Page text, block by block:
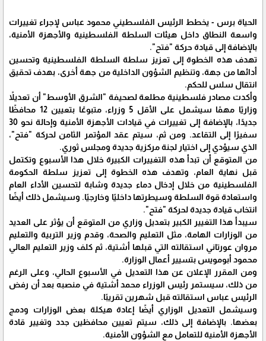
الحياة برس - يخطط الرئيس الفلسطيني محمود عباس لإجراء تغييرات
واسعة النطاق داخل هيئات السلطة الفلسطينية والأجهزة الأمنية،
بالإضافة إلى قيادة حركة "فتح".
تهدف هذه الخطوة إلى تعزيز سلطة السلطة الفلسطينية وتحسين
أدائها من جهة، وتنظيم الشؤون الداخلية من جهة أخرى، بهدف تحقيق
انتقال سلس للحكم.
وأكدت مصادر فلسطينية مطلعة لصحيفة "الشرق الأوسط" أن تعديلاً
وزاريًا مهمًا سيشمل على الأقل 5 وزراء، متبوعًا بتعيين 12 محافظًا
جديدًا، بالإضافة إلى تغييرات في قيادات الأجهزة الأمنية وإحالة نحو 30
سفيرًا إلى التقاعد. ومن ثم، سيتم عقد المؤتمر الثامن لحركة "فتح"،
الذي سيؤدي إلى اختيار لجنة مركزية جديدة ومجلس ثوري.
من المتوقع أن تبدأ هذه التغييرات الكبيرة خلال هذا الأسبوع وتكتمل
قبل نهاية العام، وتهدف هذه الخطوة إلى تعزيز سلطة الحكومة
الفلسطينية من خلال إدخال دماء جديدة وشابة لتحسين الأداء العام
واستعادة قوة السلطة وسيطرتها داخليًا وخارجيًا. وسيشمل ذلك أيضًا
انتخاب قيادة جديدة لحركة "فتح".
سيبدأ هذا التغيير الكبير بتعديل وزاري من المتوقع أن يؤثر على العديد
من الوزارات الهامة، مثل التعليم والصحة، وقدم وزير التربية والتعليم
مروان عورتاني استقالته التي قبلها أشتية، ثم كلف وزير التعليم العالي
محمود أبومويس بتسيير أعمال الوزارة.
ومن المقرر الإعلان عن هذا التعديل في الأسبوع الحالي، وعلى الرغم
من ذلك، سيستمر رئيس الوزراء محمد أشتية في منصبه بعد أن رفض
الرئيس عباس استقالته قبل شهرين تقريبًا.
وسيشمل التعديل الوزاري أيضًا إعادة هيكلة بعض الوزارات ودمج
بعضها. بالإضافة إلى ذلك، سيتم تعيين محافظين جدد وتغيير قادة
الأجهزة الأمنية للتعامل مع الشؤون الأمنية.